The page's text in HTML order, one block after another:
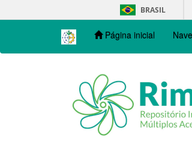
navigation
BRASIL
Página inicial